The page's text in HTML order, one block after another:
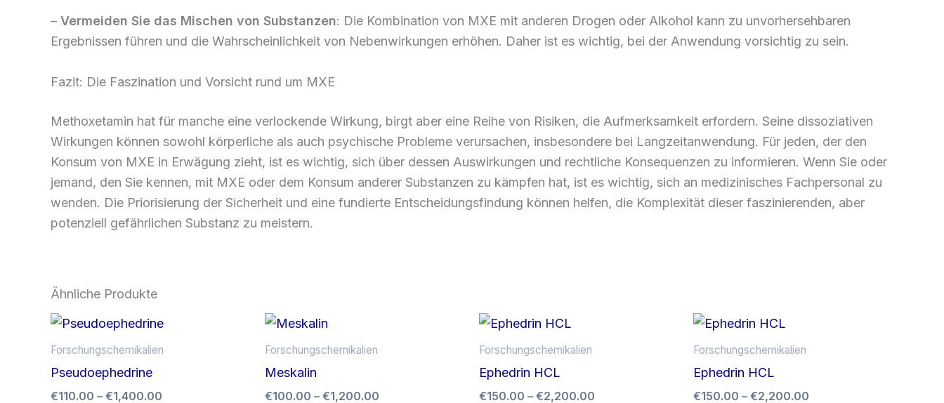
– Vermeiden Sie das Mischen von Substanzen: Die Kombination von MXE mit anderen Drogen oder Alkohol kann zu unvorhersehbaren
Ergebnissen führen und die Wahrscheinlichkeit von Nebenwirkungen erhöhen. Daher ist es wichtig, bei der Anwendung vorsichtig zu sein.
Fazit: Die Faszination und Vorsicht rund um MXE
Methoxetamin hat für manche eine verlockende Wirkung, birgt aber eine Reihe von Risiken, die Aufmerksamkeit erfordern. Seine dissoziativen
Wirkungen können sowohl körperliche als auch psychische Probleme verursachen, insbesondere bei Langzeitanwendung. Für jeden, der den
Konsum von MXE in Erwägung zieht, ist es wichtig, sich über dessen Auswirkungen und rechtliche Konsequenzen zu informieren. Wenn Sie oder
jemand, den Sie kennen, mit MXE oder dem Konsum anderer Substanzen zu kämpfen hat, ist es wichtig, sich an medizinisches Fachpersonal zu
wenden. Die Priorisierung der Sicherheit und eine fundierte Entscheidungsfindung können helfen, die Komplexität dieser faszinierenden, aber
potenziell gefährlichen Substanz zu meistern.
Ähnliche Produkte
Forschungschemikalien
Pseudoephedrine
€110.00 – €1,400.00
Preisspanne:
bis
Forschungschemikalien
Meskalin
€100.00 – €1,200.00
Forschungschemikalien
Ephedrin HCL
€150.00 – €2,200.00
Forschungschemikalien
Ephedrin HCL
€150.00 – €2,200.00